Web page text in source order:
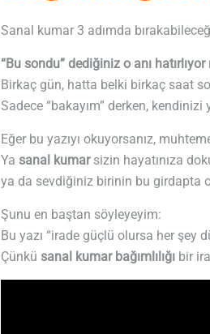
Sanal kumar 3 adımda
“Bu sondu” dediğiniz o anı
Birkaç gün, hatta belki birkaç saat
Sadece “bakayım” derken,
Eğer bu yazıyı okuyorsanız,
Ya sanal kumarsizin hayatınıza
ya da sevdiğiniz birinin bu girdapta
Şunu en baştan söyleyeyim:
Bu yazı “irade güçlü olursa her şey
Çünkü sanal kumar bağımlılığı bir